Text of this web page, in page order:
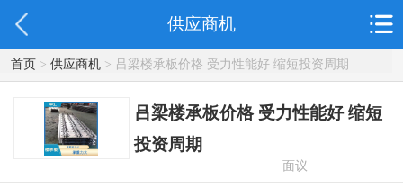
供应商机
首页> 供应商机> 吕梁楼承板价格 受力性能好 缩短投资周期
吕梁楼承板价格 受力性能好 缩短
投资周期
面议